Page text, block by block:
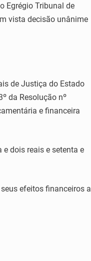
Egrégio Tribunal de
vista decisão unânime
de Justiça do Estado
da Resolução nº
e financeira
dois reais e setenta e
efeitos financeiros a